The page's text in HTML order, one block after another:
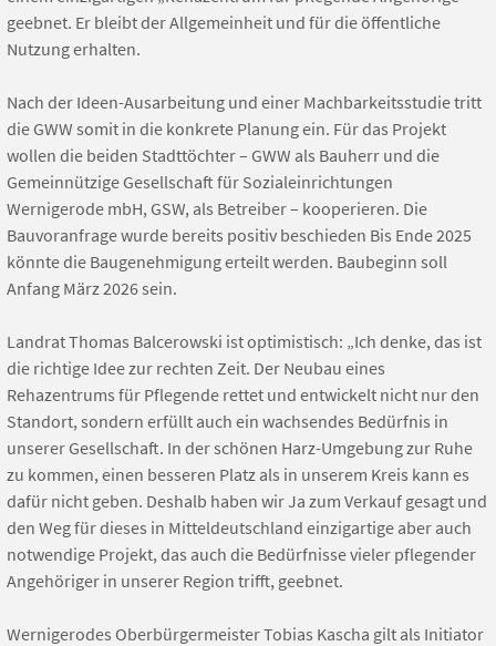
geebnet. Er bleibt der Allgemeinheit und für die öffentliche
Nutzung erhalten.
Nach der Ideen-Ausarbeitung und einer Machbarkeitsstudie tritt
die GWW somit in die konkrete Planung ein. Für das Projekt
wollen die beiden Stadttöchter – GWW als Bauherr und die
Gemeinnützige Gesellschaft für Sozialeinrichtungen
Wernigerode mbH, GSW, als Betreiber – kooperieren. Die
Bauvoranfrage wurde bereits positiv beschieden Bis Ende 2025
könnte die Baugenehmigung erteilt werden. Baubeginn soll
Anfang März 2026 sein.
Landrat Thomas Balcerowski ist optimistisch: „Ich denke, das ist
die richtige Idee zur rechten Zeit. Der Neubau eines
Rehazentrums für Pflegende rettet und entwickelt nicht nur den
Standort, sondern erfüllt auch ein wachsendes Bedürfnis in
unserer Gesellschaft. In der schönen Harz-Umgebung zur Ruhe
zu kommen, einen besseren Platz als in unserem Kreis kann es
dafür nicht geben. Deshalb haben wir Ja zum Verkauf gesagt und
den Weg für dieses in Mitteldeutschland einzigartige aber auch
notwendige Projekt, das auch die Bedürfnisse vieler pflegender
Angehöriger in unserer Region trifft, geebnet.
Wernigerodes Oberbürgermeister Tobias Kascha gilt als Initiator